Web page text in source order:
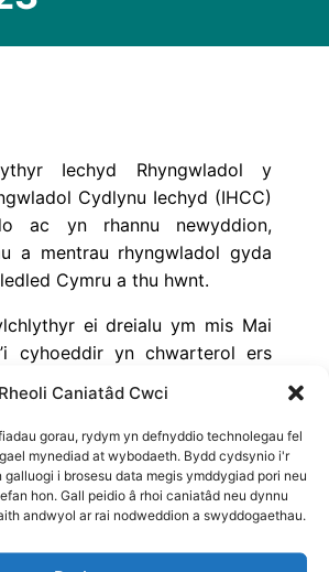
Rheoli Caniatâd Cwci
gorau, rydym yn defnyddio technolegau fel
mynediad at wybodaeth. Bydd cydsynio i'r
i brosesu data megis ymddygiad pori neu
hon. Gall peidio â rhoi caniatâd neu dynnu
andwyol ar rai nodweddion a swyddogaethau.
Iechyd Rhyngwladol y
Cydlynu Iechyd (IHCC)
ac yn rhannu newyddion,
a mentrau rhyngwladol gyda
Cymru a thu hwnt.
ei dreialu ym mis Mai
cyhoeddir yn chwarterol ers
diweddaraf yma.
Holt, Daniela Stewart
- Cymraeg